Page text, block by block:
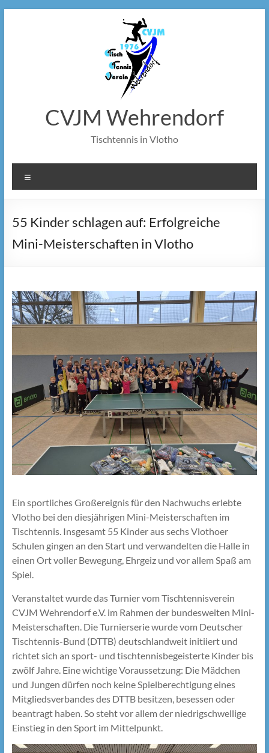
CVJM Wehrendorf
Tischtennis in Vlotho
55 Kinder schlagen auf: Erfolgreiche
Mini-Meisterschaften in Vlotho
Ein sportliches Großereignis für den Nachwuchs erlebte
Vlotho bei den diesjährigen Mini-Meisterschaften im
Tischtennis. Insgesamt 55 Kinder aus sechs Vlothoer
Schulen gingen an den Start und verwandelten die Halle in
einen Ort voller Bewegung, Ehrgeiz und vor allem Spaß am
Spiel.
Veranstaltet wurde das Turnier vom Tischtennisverein
CVJM Wehrendorf e.V. im Rahmen der bundesweiten Mini-
Meisterschaften. Die Turnierserie wurde vom Deutscher
Tischtennis-Bund (DTTB) deutschlandweit initiiert und
richtet sich an sport- und tischtennisbegeisterte Kinder bis
zwölf Jahre. Eine wichtige Voraussetzung: Die Mädchen
und Jungen dürfen noch keine Spielberechtigung eines
Mitgliedsverbandes des DTTB besitzen, besessen oder
beantragt haben. So steht vor allem der niedrigschwellige
Einstieg in den Sport im Mittelpunkt.